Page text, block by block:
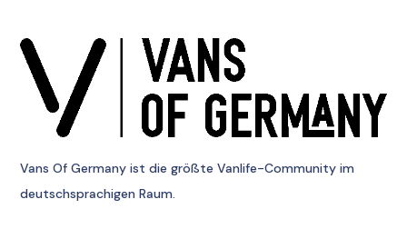
Vans Of Germany ist die größte Vanlife-Community im
deutschsprachigen Raum.